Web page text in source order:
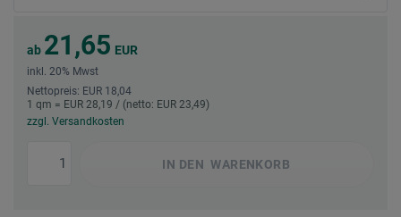
ab 21,65 EUR
inkl. 20% Mwst
Nettopreis: EUR 18,04
1 qm = EUR 28,19 / (netto: EUR 23,49)
zzgl. Versandkosten
IN DEN WARENKORB